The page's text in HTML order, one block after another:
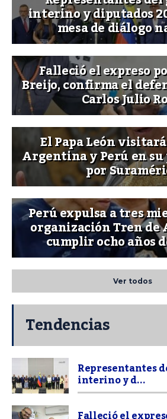
interino y diputados
mesa de diálogo
Falleció el expreso
Breijo, confirma el
Carlos Julio
El Papa León
Argentina y Perú en
por
Perú expulsa a tres
organización Tren de
cumplir ocho años
Ver todos
Tendencias
Representantes
interino y d...